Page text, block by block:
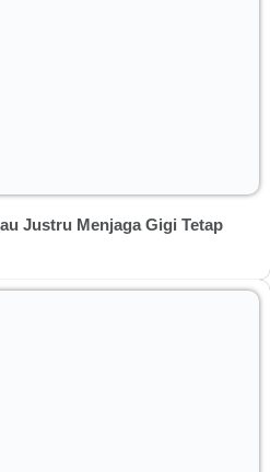
Justru Menjaga Gigi Tetap